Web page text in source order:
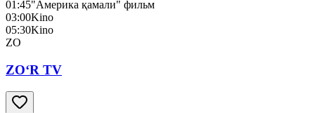
01:45"Америка қамали" фильм
03:00Kino
05:30Kino
ZO
ZO‘R TV